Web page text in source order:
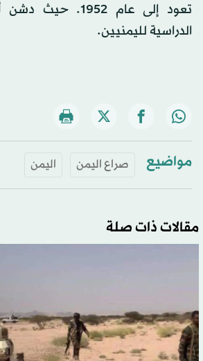
تعود إلى عام 1952.
الدراسية لليمنيين.
مواضيع صراع اليمن اليمن
مقالات ذات صلة